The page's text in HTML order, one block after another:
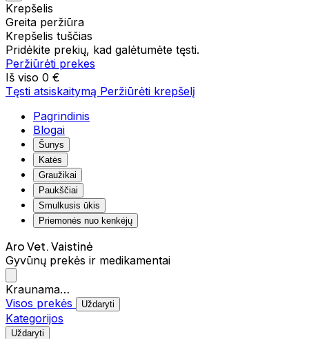
Krepšelis
Greita peržiūra
Krepšelis tuščias
Pridėkite prekių, kad galėtumėte tęsti.
Peržiūrėti prekes
Iš viso 0 €
Tęsti atsiskaitymą Peržiūrėti krepšelį
Pagrindinis
Blogai
Šunys
Katės
Graužikai
Paukščiai
Smulkusis ūkis
Priemonės nuo kenkėjų
Aro Vet. Vaistinė
Gyvūnų prekės ir medikamentai
Kraunama…
Visos prekės
Uždaryti
Kategorijos
Uždaryti